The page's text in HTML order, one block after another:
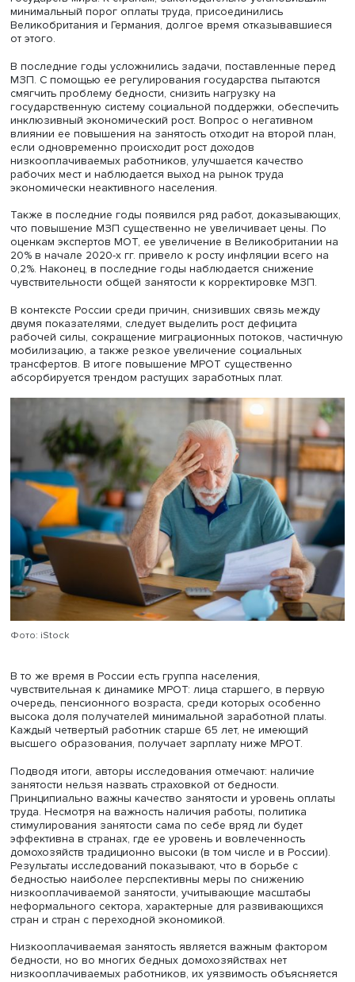
Повышение МЗП сопряжено с избыточными
большинство ее получателей не относятся к бедным –
сосредоточены в домохозяйствах со средними
получателей минимального размера оплаты труда
проживали в домохозяйствах, не относившихся к
правило, они были дополнительными работниками в
имевших других занятых или источники дохода
пенсии). Получатели МРОТ редко являются основными
единственными кормильцами в семье, поэтому его
ограниченно повлияет на уровень бедности.
ставится под сомнение и в развивающихся странах.
мера в целом коррелирует со снижением уровня
эффект нередко мал или незначителен.
Причины связаны с масштабной неформальной
аккумулирующей большую часть рабочей силы, и с
низкими границами бедности, из-за которых
часто не являются наиболее нуждающимися. Так,
заработков более половины наемных работников в
Танзании и Южной Африке располагается ниже
а труд самозанятых и неоплачиваемых работников
предприятий не регулируется минимумом,
формальной занятости. Среди бедных, работающих в
формальном секторе (в особенности молодежи,
наименее образованных работников), повышение
также привести к потере работы или переходу на
низкооплачиваемые места, а значит, к усугублению их
материального положения.
Однако говорить, что повышение минимальной
вовсе не приводит к сокращению бедности среди
работающих, неверно. Позитивный эффект выше в тех
странах, где МЗП изначально располагается на низком
уровне, способствуя снижению неравенства в
доходов (например, бывшие социалистические страны
Европы), а также там, где МЗП меньше средних
как в Бразилии, Мексике и Китае. В этом случае
минимальной оплаты труда улучшит положение
После мирового кризиса 2008–2009 гг. многие страны
пересмотрели отношение к МЗП как к инструменту
поддержания доходов занятого населения. Во-первых,
круг стран, применяющих ее — сейчас МЗП действует в
государств мира. К странам, законодательно
Великобритания и Германия, долгое время
от этого.
В последние годы усложнились задачи, поставленные
МЗП. С помощью ее регулирования государства
смягчить проблему бедности, снизить нагрузку на
государственную систему социальной поддержки,
инклюзивный экономический рост. Вопрос о
влиянии ее повышения на занятость отходит на второй
если одновременно происходит рост доходов
низкооплачиваемых работников, улучшается качество
рабочих мест и наблюдается выход на рынок труда
экономически неактивного населения.